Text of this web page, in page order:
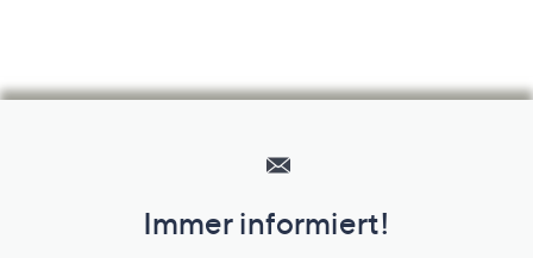
Unternehmensinformationen
Immer informiert!